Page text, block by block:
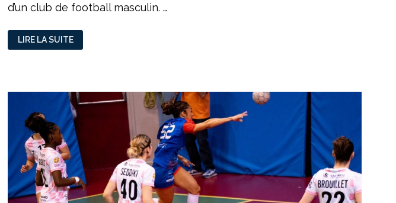
d’un club de football masculin. …
MICHELLE
KANG
PATRONNE
LIRE LA SUITE